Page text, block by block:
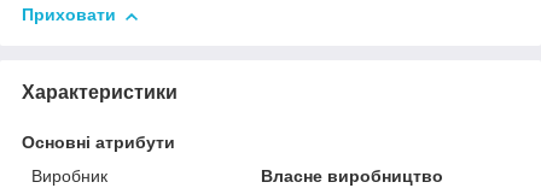
Приховати
Характеристики
Основні атрибути
Виробник
Власне виробництво